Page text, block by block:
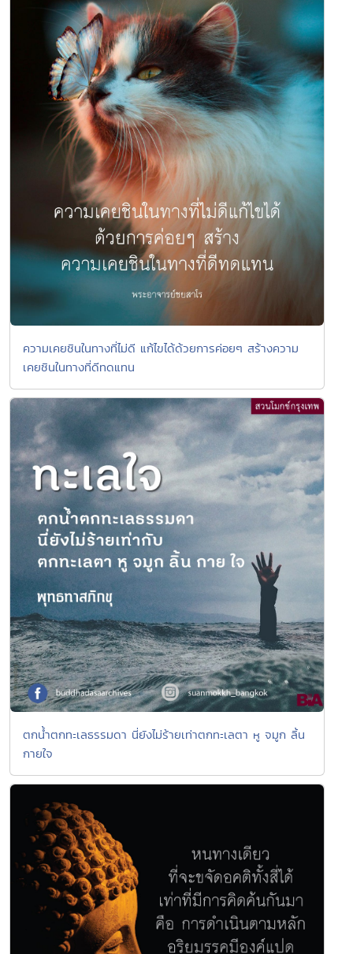
ความเคยชินในทางที่ไม่ดี แก้ไขได้ด้วยการค่อยๆ สร้างความ
เคยชินในทางที่ดีทดแทน
ตกน้ำตกทะเลธรรมดา นี่ยังไม่ร้ายเท่าตกทะเลตา หู จมูก ลิ้น
กายใจ